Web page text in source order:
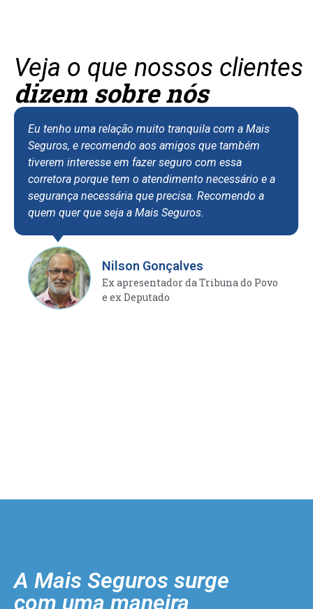
Veja o que nossos clientes
dizem sobre nós
Eu tenho uma relação muito tranquila com a Mais
Seguros, e recomendo aos amigos que também
tiverem interesse em fazer seguro com essa
corretora porque tem o atendimento necessário e a
segurança necessária que precisa. Recomendo a
quem quer que seja a Mais Seguros.
Nilson Gonçalves
Ex apresentador da Tribuna do Povo
e ex Deputado
A Mais Seguros surge
com uma maneira